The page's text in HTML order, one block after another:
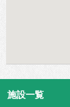
施設一覧